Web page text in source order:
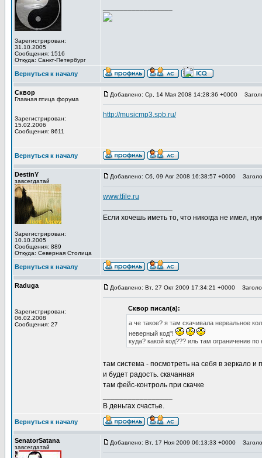
Зарегистрирован:
31.10.2005
Сообщения: 1516
Откуда: Санкт-Петербург
Вернуться к началу
Сквор
Главная птица форума
Зарегистрирован:
15.02.2006
Сообщения: 8611
Добавлено: Ср, 14 Мая 2008 14:28:36 +0000
http://musicmp3.spb.ru/
Вернуться к началу
DestinY
завсегдатай
Зарегистрирован:
10.10.2005
Сообщения: 889
Откуда: Северная Столица
Добавлено: Сб, 09 Авг 2008 16:38:57 +0000
www.tfile.ru
Если хочешь иметь то, что никогда не имел,
Вернуться к началу
Raduga
Зарегистрирован:
06.02.2008
Сообщения: 27
Добавлено: Вт, 27 Окт 2009 17:34:21 +0000
Сквор писал(а):
а че такое? я там скачивала нереальное
неверный код"!
куда? какой код??? иль там ограничение
там система - посмотреть на себя в зеркало и
и будет радость. скачанная
там фейс-контроль при скачке
В деньгах счастье.
Вернуться к началу
SenatorSatana
завсегдатай
Добавлено: Вт, 17 Ноя 2009 06:13:33 +0000